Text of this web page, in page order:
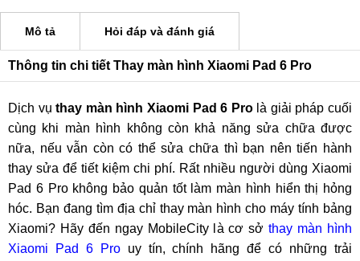
Mô tả Hỏi đáp và đánh giá
Thông tin chi tiết Thay màn hình Xiaomi Pad 6 Pro
Dịch vụthay màn hình Xiaomi Pad 6 Prolà giải pháp cuối
cùng khi màn hình không còn khả năng sửa chữa được
nữa, nếu vẫn còn có thể sửa chữa thì bạn nên tiến hành
thay sửa để tiết kiệm chi phí. Rất nhiều người dùng Xiaomi
Pad 6 Pro không bảo quản tốt làm màn hình hiển thị hỏng
hóc. Bạn đang tìm địa chỉ thay màn hình cho máy tính bảng
Xiaomi? Hãy đến ngay MobileCity là cơ sởthay màn hình
Xiaomi Pad 6 Prouy tín, chính hãng để có những trải